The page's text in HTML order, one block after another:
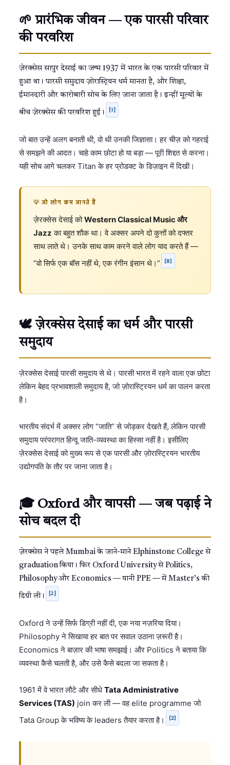
🌱 प्रारंभिक जीवन — एक पारसी परिवार
की परवरिश
ज़ेरक्सेस सापुर देसाई का जन्म 1937 में भारत के एक पारसी परिवार में
हुआ था। पारसी समुदाय ज़ोरास्ट्रियन धर्म मानता है, और शिक्षा,
ईमानदारी और कारोबारी सोच के लिए जाना जाता है। इन्हीं मूल्यों के
बीच ज़ेरक्सेस की परवरिश हुई। [1]
जो बात उन्हें अलग बनाती थी, वो थी उनकी जिज्ञासा। हर चीज़ को गहराई
से समझने की आदत। चाहे काम छोटा हो या बड़ा — पूरी शिद्दत से करना।
यही सोच आगे चलकर Titan के हर प्रोडक्ट के डिज़ाइन में दिखी।
💡 जो लोग कम जानते हैं
ज़ेरक्सेस देसाई कोWestern Classical Music और
Jazz का बहुत शौक था। वे अक्सर अपने दो कुत्तों को दफ्तर
साथ लाते थे। उनके साथ काम करने वाले लोग याद करते हैं —
“वो सिर्फ एक बॉस नहीं थे, एक रंगीन इंसान थे।”
[8]
🕊️ ज़ेरक्सेस देसाई का धर्म और पारसी
समुदाय
ज़ेरक्सेस देसाई पारसी समुदाय से थे। पारसी भारत में रहने वाला एक छोटा
लेकिन बेहद प्रभावशाली समुदाय है, जो ज़ोरास्ट्रियन धर्म का पालन करता
है।
भारतीय संदर्भ में अक्सर लोग “जाति” से जोड़कर देखते हैं, लेकिन पारसी
समुदाय परंपरागत हिन्दू जाति-व्यवस्था का हिस्सा नहीं है। इसीलिए
ज़ेरक्सेस देसाई को मुख्य रूप से एक पारसी और ज़ोरास्ट्रियन भारतीय
उद्योगपति के तौर पर जाना जाता है।
🎓 Oxford और वापसी — जब पढ़ाई ने
सोच बदल दी
ज़ेरक्सेस ने पहले Mumbai के जाने-माने Elphinstone College से
graduation किया। फिर Oxford University से Politics,
Philosophy और Economics — यानी PPE — में Master’s की
डिग्री ली। [2]
Oxford ने उन्हें सिर्फ डिग्री नहीं दी, एक नया नज़रिया दिया।
Philosophy ने सिखाया हर बात पर सवाल उठाना ज़रूरी है।
Economics ने बाज़ार की भाषा समझाई। और Politics ने बताया कि
व्यवस्था कैसे चलती है, और उसे कैसे बदला जा सकता है।
1961 में वे भारत लौटे और सीधे Tata Administrative
Services (TAS) join कर ली — वह elite programme जो
Tata Group के भविष्य के leaders तैयार करता है।
[2]